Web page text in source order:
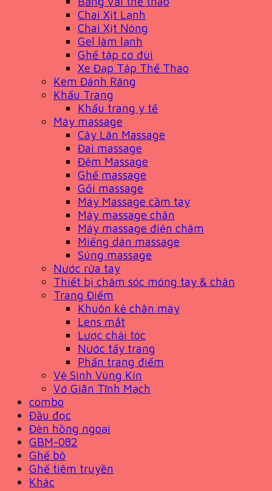
Chai Xịt Lạnh
Chai Xịt Nóng
Gel làm lạnh
Ghế tập cơ đùi
Xe Đạp Tập Thể Thao
Kem Đánh Răng
Khẩu Trang
Khẩu trang y tế
Máy massage
Cây Lăn Massage
Đai massage
Đệm Massage
Ghế massage
Gối massage
Máy Massage cầm tay
Máy massage chân
Máy massage điện châm
Miếng dán massage
Súng massage
Nước rửa tay
Thiết bị chăm sóc móng tay & chân
Trang Điểm
Khuôn kẻ chân mày
Lens mắt
Lược chải tóc
Nước tẩy trang
Phấn trang điểm
Vệ Sinh Vùng Kín
Vớ Giãn Tĩnh Mạch
combo
Đầu đọc
Đèn hồng ngoại
GBM-082
Ghế bô
Ghế tiêm truyền
Khác